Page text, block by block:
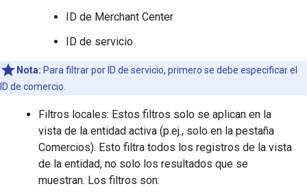
ID de Merchant Center
ID de servicio
Nota: Para filtrar por ID de servicio, primero se debe especificar el
ID de comercio.
Filtros locales: Estos filtros solo se aplican en la
vista de la entidad activa (p.ej., solo en la pestaña
Comercios). Esto filtra todos los registros de la vista
de la entidad, no solo los resultados que se
muestran. Los filtros son: